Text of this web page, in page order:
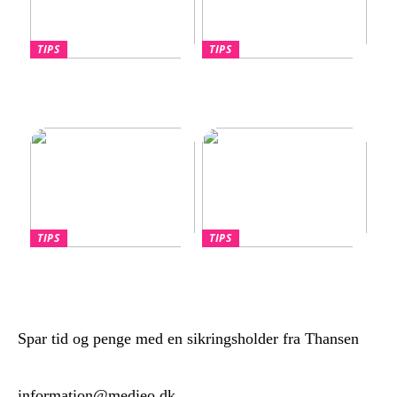
TIPS
TIPS
TIPS
TIPS
Spar tid og penge med en sikringsholder fra Thansen